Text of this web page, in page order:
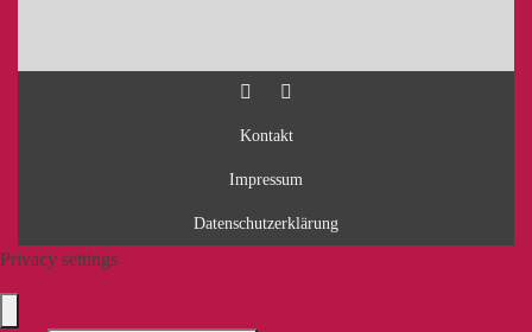
Kontakt
Impressum
Datenschutzerklärung
Privacy settings